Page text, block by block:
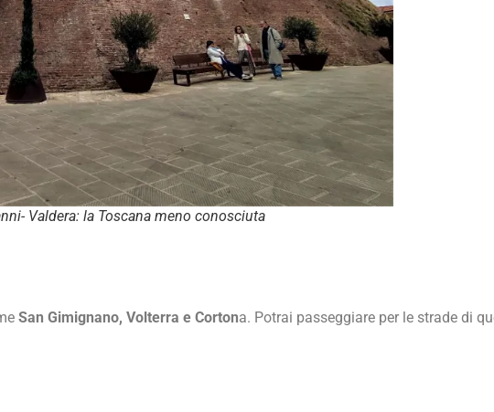
Valdera: la Toscana meno conosciuta
San Gimignano, Volterra e Cortona. Potrai passeggiare per le strade di